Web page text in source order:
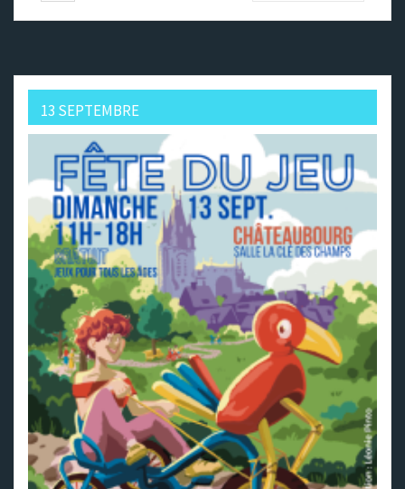
13 SEPTEMBRE